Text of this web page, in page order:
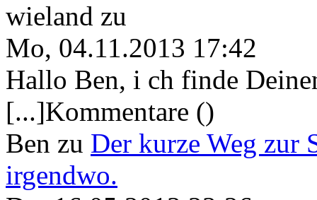
wieland zu
Mo, 04.11.2013 17:42
Hallo Ben, i ch finde
[...]Kommentare ()
Ben zu Der kurze Weg zur
irgendwo.